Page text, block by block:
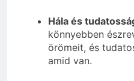
Hála és
könnyebben
örömeit, és
amid van.